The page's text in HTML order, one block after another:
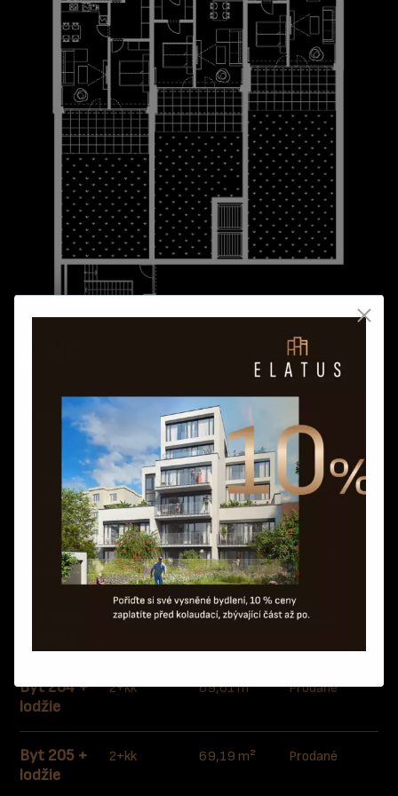
Jednotka Dispozice
Celková
plocha
Byt 201 +
zahrada
2+kk 123,86 m² Prodané
Byt 202 +
zahrada
2+kk 130,93 m² Prodané
2+kk 147,53 m² Prodané
Byt 204 +
lodžie
2+kk 69,61 m² Prodané
Byt 205 +
lodžie
2+kk 69,19 m² Prodané